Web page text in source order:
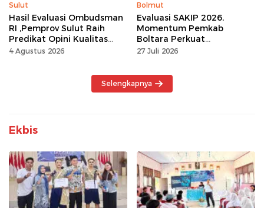
Sulut
Hasil Evaluasi Ombudsman
RI ,Pemprov Sulut Raih
Predikat Opini Kualitas
Tinggi Tanpa
4 Agustus 2026
Bolmut
Evaluasi SAKIP 2026,
Momentum Pemkab
Boltara Perkuat
Akuntabilitas dan Kinerja
27 Juli 2026
Selengkapnya
Ekbis